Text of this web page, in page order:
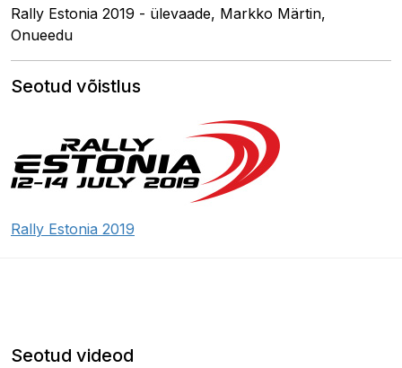
Rally Estonia 2019 - ülevaade, Markko Märtin,
Onueedu
Seotud võistlus
Rally Estonia 2019
Seotud videod